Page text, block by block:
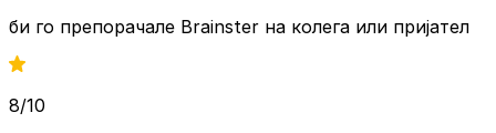
би го препорачале Brainster на колега или пријател
8/10